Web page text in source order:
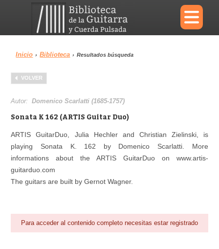
×
Menu
Biblioteca
Área personal Reproductor
Inicio › Biblioteca › Resultados búsqueda
VOLVER
Autor:Domenico Scarlatti (1685-1757)
Sonata K 162 (ARTIS Guitar Duo)
ARTIS GuitarDuo, Julia Hechler and Christian Zielinski, is
playing Sonata K. 162 by Domenico Scarlatti. More
informations about the ARTIS GuitarDuo on www.artis-
guitarduo.com
The guitars are built by Gernot Wagner.
Para acceder al contenido completo necesitas estar registrado